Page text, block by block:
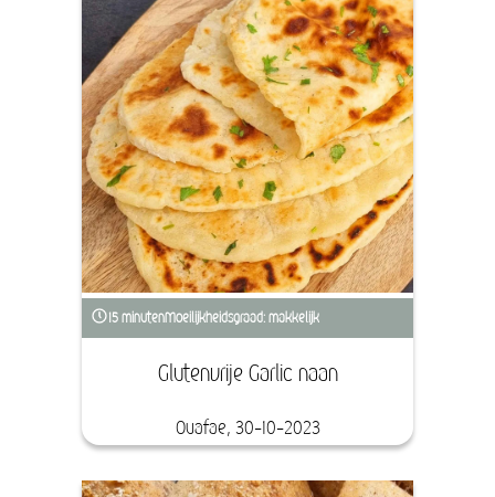
15 minutenMoeilijkheidsgraad: makkelijk
Glutenvrije Garlic naan
Ouafae, 30-10-2023